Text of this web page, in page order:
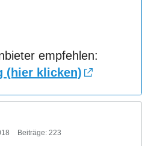
empfehlen:
(hier klicken)
Beiträge: 223